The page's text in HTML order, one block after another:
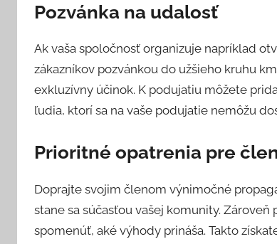
Pozvánka na udalosť
Ak vaša spoločnosť organizuje napríklad
zákazníkov pozvánkou do užšieho kruhu
exkluzívny účinok. K podujatiu môžete
ľudia, ktorí sa na vaše podujatie nemôžu
Prioritné opatrenia pre
Doprajte svojim členom výnimočné
stane sa súčasťou vašej komunity.
spomenúť, aké výhody prináša. Takto